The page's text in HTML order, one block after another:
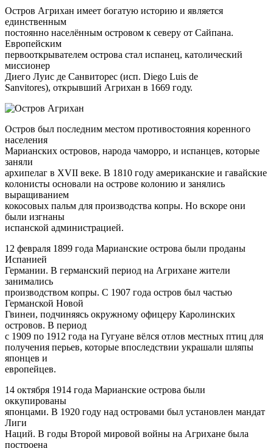
Остров Агрихан имеет богатую историю и является
единственным
постоянно населённым островом к северу от Сайпана.
Европейским
первооткрывателем острова стал испанец, католический
миссионер
Диего Луис де Санвиторес (исп. Diego Luis de
Sanvitores), открывший Агрихан в 1669 году.
Остров был последним местом противостояния коренного
населения
Марианских островов, народа чаморро, и испанцев, которые
заняли
архипелаг в XVII веке. В 1810 году американские и гавайские
колонисты основали на острове колонию и занялись
выращиванием
кокосовых пальм для производства копры. Но вскоре они
были изгнаны
испанской администрацией.
12 февраля 1899 года Марианские острова были проданы
Испанией
Германии. В германский период на Агрихане жители
занимались
производством копры. С 1907 года остров был частью
Германской Новой
Гвинеи, подчиняясь окружному офицеру Каролинских
островов. В период
с 1909 по 1912 года на Гугуане вёлся отлов местных птиц для
получения перьев, которые впоследствии украшали шляпы
японцев и
европейцев.
14 октября 1914 года Марианские острова были
оккупированы
японцами. В 1920 году над островами был установлен мандат
Лиги
Наций. В годы Второй мировой войны на Агрихане была
построена